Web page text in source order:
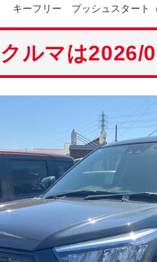
キーフリー プッシュスタート（
ルマは2026/